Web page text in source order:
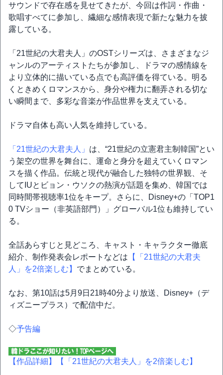
サウンドで存在感を見せてきたが、今回は作詞・作曲・
歌唱すべてに参加し、繊細な感情表現で新たな魅力を披
露している。
「21世紀の大君夫人」のOSTシリーズは、さまざまなジ
ャンルのアーティストたちが参加し、ドラマの感情線を
より立体的に描いている点でも高評価を得ている。明る
くときめくロマンスから、身分や権力に翻弄される切な
い瞬間まで、多彩な音楽が作品世界を支えている。
ドラマ自体も高い人気を維持している。
「21世紀の大君夫人」 は、“21世紀の立憲君主制韓国”とい
う架空の世界を舞台に、運命と身分を超えていくロマン
スを描く作品。伝統と現代が融合した独特の世界観、そ
してIUとビョン・ウソクの熱演が話題を集め、韓国では
同時間帯視聴率1位をキープ。さらに、Disney+の「TOP1
0 TVショー（非英語部門）」グローバル1位も維持してい
る。
全話あらすじと見どころ、キャスト・キャラクター徹底
紹介、制作発表会レポートなどは 【「21世紀の大君夫
人」を2倍楽しむ】 でまとめている。
なお、第10話は5月9日21時40分より放送、Disney+（デ
ィズニープラス）で配信中だ。
◇予告編
【作品詳細】 【「21世紀の大君夫人」を2倍楽しむ】